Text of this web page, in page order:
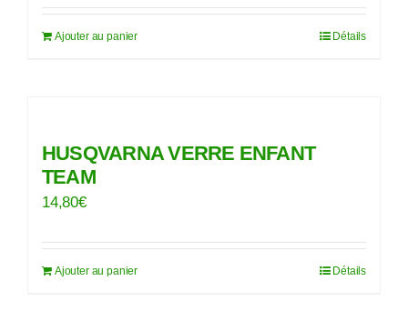
initial
était :
actuel
est :
Ajouter au panier Détails
HUSQVARNA VERRE ENFANT
TEAM
14,80€
Ajouter au panier Détails